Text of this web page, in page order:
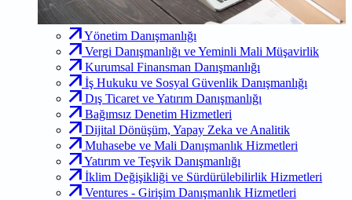
Yönetim Danışmanlığı
Vergi Danışmanlığı ve Yeminli Mali Müşavirlik
Kurumsal Finansman Danışmanlığı
İş Hukuku ve Sosyal Güvenlik Danışmanlığı
Dış Ticaret ve Yatırım Danışmanlığı
Bağımsız Denetim Hizmetleri
Dijital Dönüşüm, Yapay Zeka ve Analitik
Muhasebe ve Mali Danışmanlık Hizmetleri
Yatırım ve Teşvik Danışmanlığı
İklim Değişikliği ve Sürdürülebilirlik Hizmetleri
Ventures - Girişim Danışmanlık Hizmetleri